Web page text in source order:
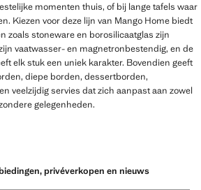
momenten thuis, of bij lange tafels waar
Kiezen voor deze lijn van Mango Home biedt
zoals stoneware en borosilicaatglas zijn
vaatwasser- en magnetronbestendig, en de
elk stuk een uniek karakter. Bovendien geeft
diepe borden, dessertborden,
veelzijdig servies dat zich aanpast aan zowel
gelegenheden.
privéverkopen en nieuws